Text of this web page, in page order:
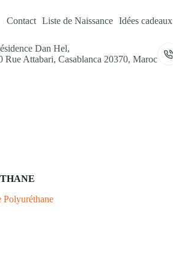
Dan Hel,
Rue Attabari, Casablanca 20370, Maroc
Contact Liste de Naissance Idées cadeaux
Polyuréthane